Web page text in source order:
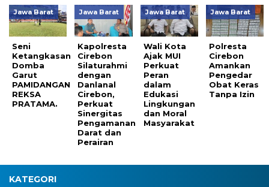
Jawa Barat
Seni
Ketangkasan
Domba
Garut
PAMIDANGAN
REKSA
PRATAMA.
Jawa Barat
Kapolresta
Cirebon
Silaturahmi
dengan
Danlanal
Cirebon,
Perkuat
Sinergitas
Pengamanan
Darat dan
Perairan
Jawa Barat
Wali Kota
Ajak MUI
Perkuat
Peran
dalam
Edukasi
Lingkungan
dan Moral
Masyarakat
Jawa Barat
Polresta
Cirebon
Amankan
Pengedar
Obat Keras
Tanpa Izin
KATEGORI